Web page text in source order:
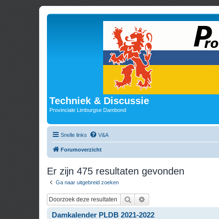
Techniek & Discussie
Provinciale Limburgse Dambond
Snelle links V&A
Forumoverzicht
Er zijn 475 resultaten gevonden
Ga naar uitgebreid zoeken
Zoek
Damkalender PLDB 2021-2022